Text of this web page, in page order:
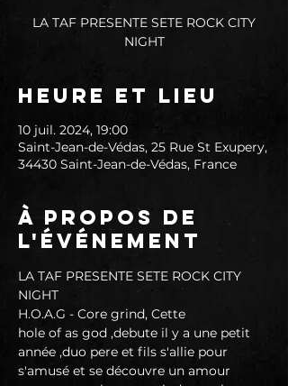
LA TAF PRESENTE SETE ROCK CITY
NIGHT
Heure et lieu
10 juil. 2024, 19:00
Saint-Jean-de-Védas, 25 Rue St Exupery,
34430 Saint-Jean-de-Védas, France
À propos de
l'événement
LA TAF PRESENTE SETE ROCK CITY
NIGHT
H.O.A.G - Core grind, Cette
hole of as god ,debute il y a une petit
année ,duo pere et fils s'allie pour
s'amusé et se découvre un amour